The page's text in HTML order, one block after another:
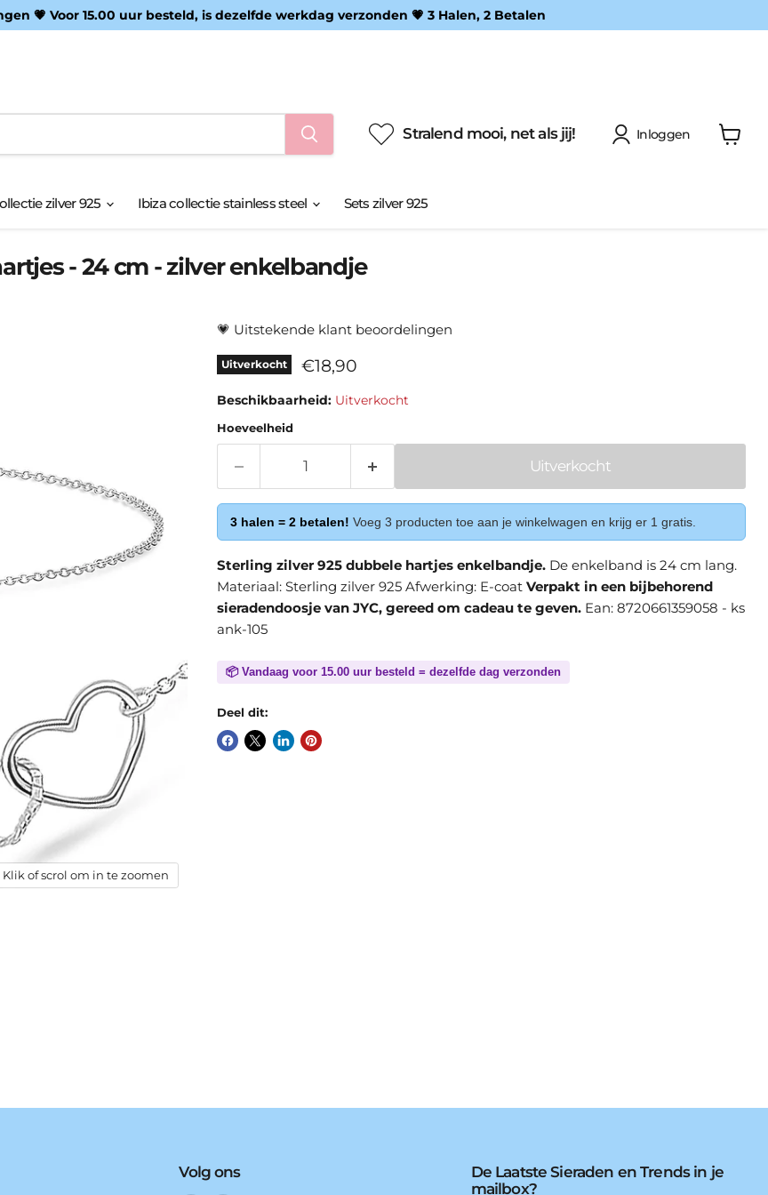
💗 Voor 15.00 uur besteld, is dezelfde werkdag verzonden 💗 3 Halen, 2 Betalen
Stralend mooi, net als jij! Inloggen
zilver 925 Ibiza collectie stainless steel Sets zilver 925
- 24 cm - zilver enkelbandje
Klik of scrol om in te zoomen
💗 Uitstekende klant beoordelingen
Uitverkocht Huidige prijs
€18,90
Beschikbaarheid: Uitverkocht
Hoeveelheid
Uitverkocht
3 halen = 2 betalen! Voeg 3 producten toe aan je winkelwagen en krijg er 1 gratis.
Sterling zilver 925 dubbele hartjes enkelbandje.De enkelband is 24 cm lang.
Materiaal: Sterling zilver 925 Afwerking: E-coat Verpakt in een bijbehorend
sieradendoosje van JYC, gereed om cadeau te geven.Ean: 8720661359058 - ks
ank-105
📦 Vandaag voor 15.00 uur besteld = dezelfde dag verzonden
Deel dit:
Volg ons
De Laatste Sieraden en Trends in je
mailbox?